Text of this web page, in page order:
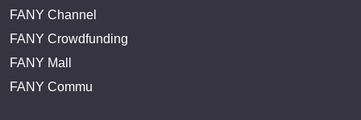
FANY Channel
FANY Crowdfunding
FANY Mall
FANY Commu